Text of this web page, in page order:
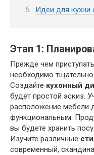
Идеи для кухни
Этап 1:
Прежде чем
необходимо
Создайте кухонный
будет простой эскиз.
расположение
функциональным.
вы будете хранить
Изучите различные
современный,